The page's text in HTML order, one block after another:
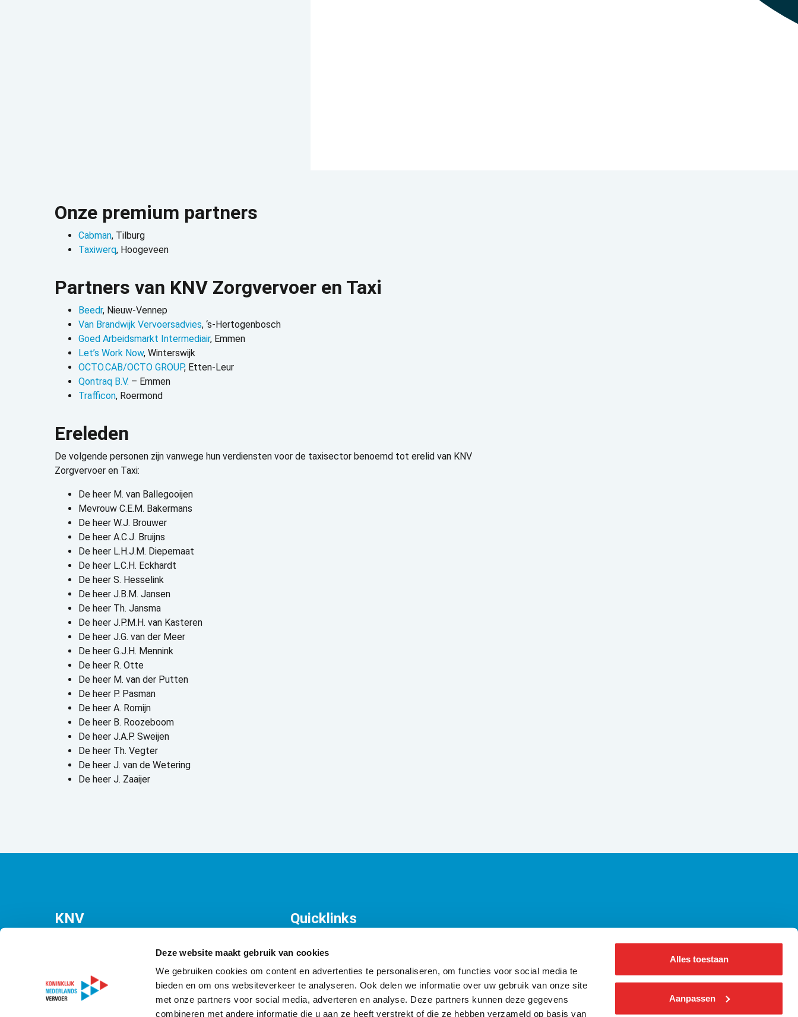
Deze website maakt gebruik van cookies
We gebruiken cookies om content en advertenties te personaliseren, om functies voor social media te
bieden en om ons websiteverkeer te analyseren. Ook delen we informatie over uw gebruik van onze site
met onze partners voor social media, adverteren en analyse. Deze partners kunnen deze gegevens
combineren met andere informatie die u aan ze heeft verstrekt of die ze hebben verzameld op basis van
Alles toestaan
Aanpassen
Onze premium partners
Cabman, Tilburg
Taxiwerq, Hoogeveen
Partners van KNV Zorgvervoer en Taxi
Beedr, Nieuw-Vennep
Van Brandwijk Vervoersadvies, ‘s-Hertogenbosch
Goed Arbeidsmarkt Intermediair, Emmen
Let’s Work Now, Winterswijk
OCTO.CAB/OCTO GROUP, Etten-Leur
Qontraq B.V. – Emmen
Trafficon, Roermond
Ereleden
De volgende personen zijn vanwege hun verdiensten voor de taxisector benoemd tot erelid van KNV
Zorgvervoer en Taxi:
De heer M. van Ballegooijen
Mevrouw C.E.M. Bakermans
De heer W.J. Brouwer
De heer A.C.J. Bruijns
De heer L.H.J.M. Diepemaat
De heer L.C.H. Eckhardt
De heer S. Hesselink
De heer J.B.M. Jansen
De heer Th. Jansma
De heer J.P.M.H. van Kasteren
De heer J.G. van der Meer
De heer G.J.H. Mennink
De heer R. Otte
De heer M. van der Putten
De heer P. Pasman
De heer A. Romijn
De heer B. Roozeboom
De heer J.A.P. Sweijen
De heer Th. Vegter
De heer J. van de Wetering
De heer J. Zaaijer
KNV
T070 349 09 21
Quicklinks
Contact
About us ǀ English
Informatie voor pers